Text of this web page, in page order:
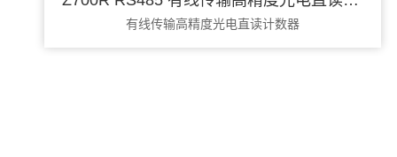
有线传输高精度光电直读计数器